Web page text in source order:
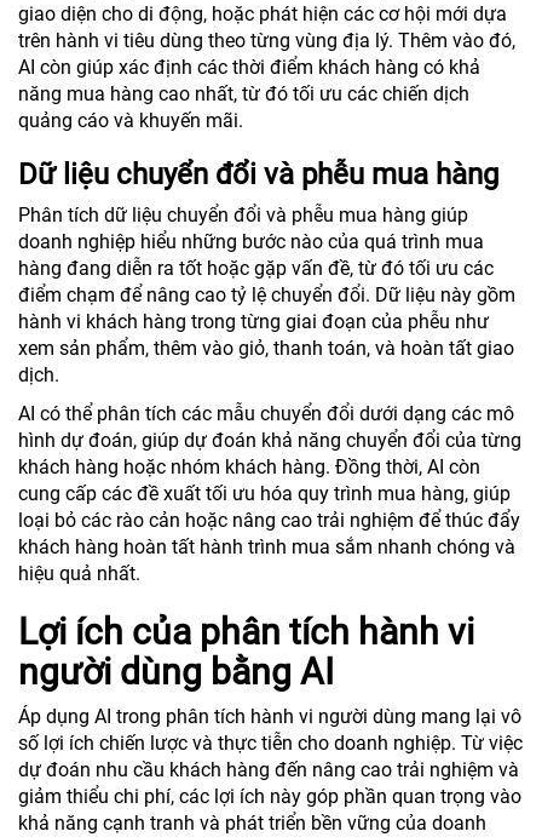
giao diện cho di động, hoặc phát hiện các cơ hội mới dựa
trên hành vi tiêu dùng theo từng vùng địa lý. Thêm vào đó,
AI còn giúp xác định các thời điểm khách hàng có khả
năng mua hàng cao nhất, từ đó tối ưu các chiến dịch
quảng cáo và khuyến mãi.
Dữ liệu chuyển đổi và phễu mua hàng
Phân tích dữ liệu chuyển đổi và phễu mua hàng giúp
doanh nghiệp hiểu những bước nào của quá trình mua
hàng đang diễn ra tốt hoặc gặp vấn đề, từ đó tối ưu các
điểm chạm để nâng cao tỷ lệ chuyển đổi. Dữ liệu này gồm
hành vi khách hàng trong từng giai đoạn của phễu như
xem sản phẩm, thêm vào giỏ, thanh toán, và hoàn tất giao
dịch.
AI có thể phân tích các mẫu chuyển đổi dưới dạng các mô
hình dự đoán, giúp dự đoán khả năng chuyển đổi của từng
khách hàng hoặc nhóm khách hàng. Đồng thời, AI còn
cung cấp các đề xuất tối ưu hóa quy trình mua hàng, giúp
loại bỏ các rào cản hoặc nâng cao trải nghiệm để thúc đẩy
khách hàng hoàn tất hành trình mua sắm nhanh chóng và
hiệu quả nhất.
Lợi ích của phân tích hành vi
người dùng bằng AI
Áp dụng AI trong phân tích hành vi người dùng mang lại vô
số lợi ích chiến lược và thực tiễn cho doanh nghiệp. Từ việc
dự đoán nhu cầu khách hàng đến nâng cao trải nghiệm và
giảm thiểu chi phí, các lợi ích này góp phần quan trọng vào
khả năng cạnh tranh và phát triển bền vững của doanh